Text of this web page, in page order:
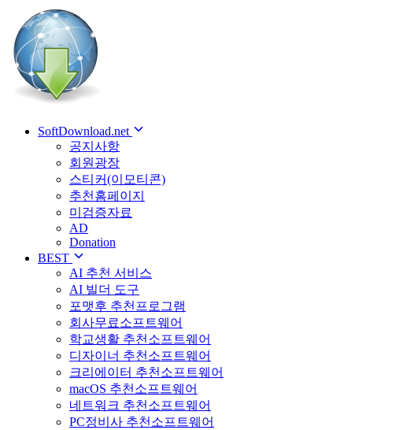
SoftDownload.net
공지사항
회원광장
스티커(이모티콘)
추천홈페이지
미검증자료
AD
Donation
BEST
AI 추천 서비스
AI 빌더 도구
포맷후 추천프로그램
회사무료소프트웨어
학교생활 추천소프트웨어
디자이너 추천소프트웨어
크리에이터 추천소프트웨어
macOS 추천소프트웨어
네트워크 추천소프트웨어
PC정비사 추천소프트웨어